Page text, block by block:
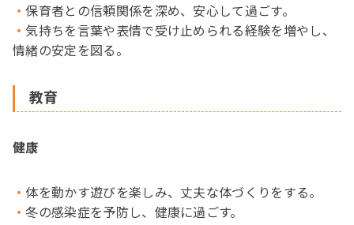
保育者との信頼関係を深め、安心して過ごす。
気持ちを言葉や表情で受け止められる経験を増やし、
情緒の安定を図る。
教育
健康
体を動かす遊びを楽しみ、丈夫な体づくりをする。
冬の感染症を予防し、健康に過ごす。